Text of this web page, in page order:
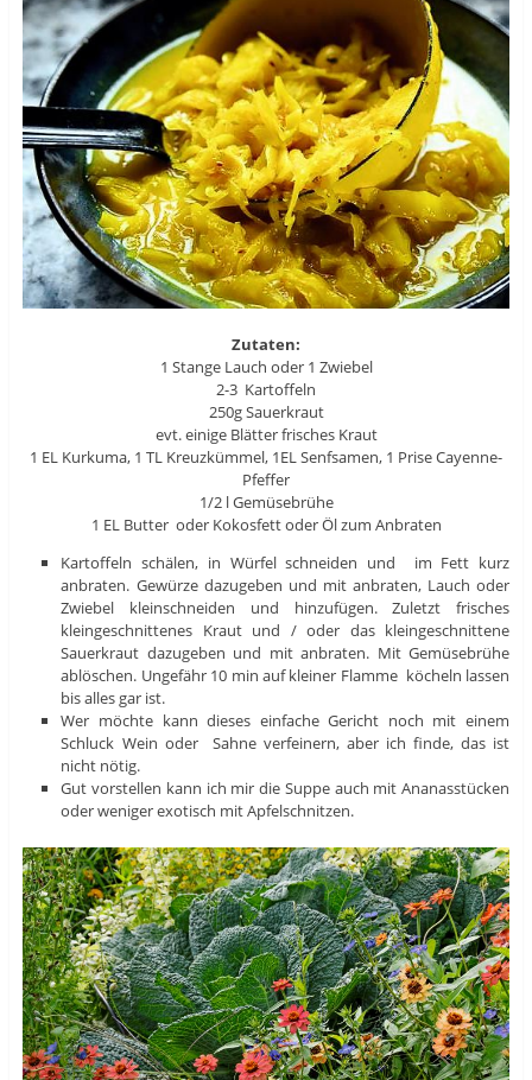
Zutaten:
1 Stange Lauch oder 1 Zwiebel
2-3 Kartoffeln
250g Sauerkraut
evt. einige Blätter frisches Kraut
1 EL Kurkuma, 1 TL Kreuzkümmel, 1EL Senfsamen, 1 Prise Cayenne-
Pfeffer
1/2 l Gemüsebrühe
1 EL Butter oder Kokosfett oder Öl zum Anbraten
Kartoffeln schälen, in Würfel schneiden und im Fett kurz
anbraten. Gewürze dazugeben und mit anbraten, Lauch oder
Zwiebel kleinschneiden und hinzufügen. Zuletzt frisches
kleingeschnittenes Kraut und / oder das kleingeschnittene
Sauerkraut dazugeben und mit anbraten. Mit Gemüsebrühe
ablöschen. Ungefähr 10 min auf kleiner Flamme köcheln lassen
bis alles gar ist.
Wer möchte kann dieses einfache Gericht noch mit einem
Schluck Wein oder Sahne verfeinern, aber ich finde, das ist
nicht nötig.
Gut vorstellen kann ich mir die Suppe auch mit Ananasstücken
oder weniger exotisch mit Apfelschnitzen.